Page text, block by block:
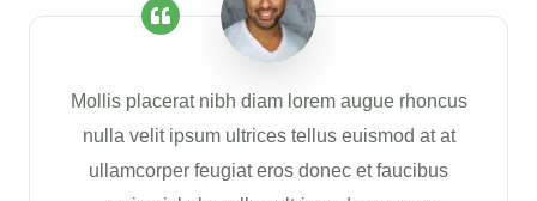
Mollis placerat nibh diam lorem augue rhoncus
nulla velit ipsum ultrices tellus euismod at at
ullamcorper feugiat eros donec et faucibus